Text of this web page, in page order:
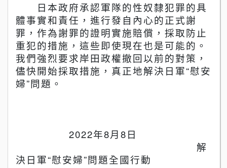
日本政府承認軍隊的性奴隸犯罪的具
體事實和責任，進行發自 內心的正式謝
罪，作為謝罪的證明實施賠償，採取防止
重犯的措施，這些即使現在也是可能的。
我們強烈要求岸田政權撤回以前的對策，
儘快開始採取措施，真正地解決日軍“慰安
婦”問題。
2022年8月8日
解
決日軍“慰安婦”問題全國行動